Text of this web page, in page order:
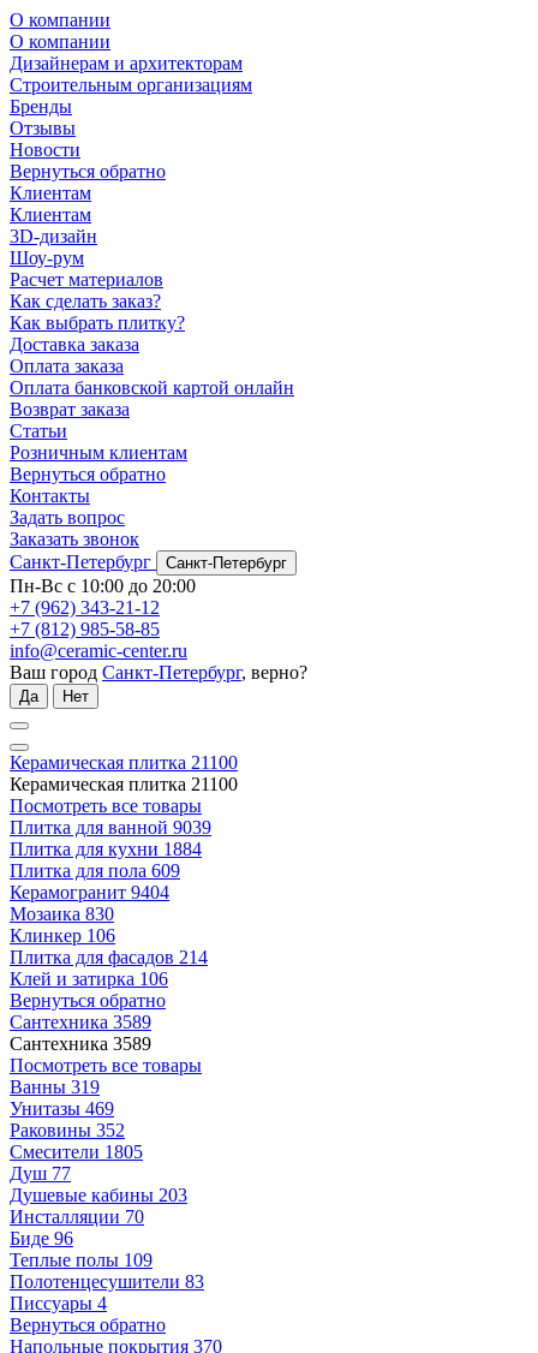
О компании
О компании
Дизайнерам и архитекторам
Строительным организациям
Бренды
Отзывы
Новости
Вернуться обратно
Клиентам
Клиентам
3D-дизайн
Шоу-рум
Расчет материалов
Как сделать заказ?
Как выбрать плитку?
Доставка заказа
Оплата заказа
Оплата банковской картой онлайн
Возврат заказа
Статьи
Розничным клиентам
Вернуться обратно
Контакты
Задать вопрос
Заказать звонок
Санкт-Петербург
Санкт-Петербург
Пн-Вс с 10:00 до 20:00
+7 (962) 343-21-12
+7 (812) 985-58-85
info@ceramic-center.ru
Ваш город Санкт-Петербург, верно?
Да Нет
Керамическая плитка 21100
Керамическая плитка 21100
Посмотреть все товары
Плитка для ванной 9039
Плитка для кухни 1884
Плитка для пола 609
Керамогранит 9404
Мозаика 830
Клинкер 106
Плитка для фасадов 214
Клей и затирка 106
Вернуться обратно
Сантехника 3589
Сантехника 3589
Посмотреть все товары
Ванны 319
Унитазы 469
Раковины 352
Смесители 1805
Душ 77
Душевые кабины 203
Инсталляции 70
Биде 96
Теплые полы 109
Полотенцесушители 83
Писсуары 4
Вернуться обратно
Напольные покрытия 370